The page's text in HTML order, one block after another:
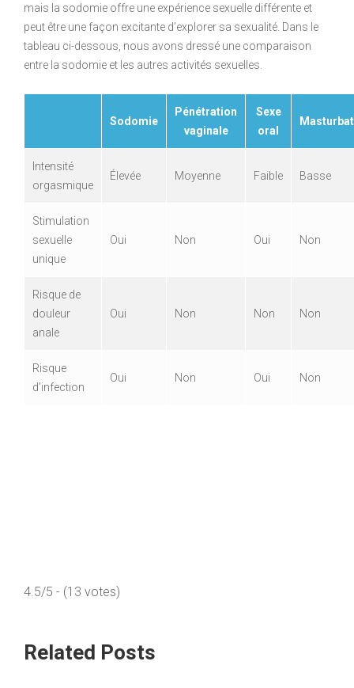
mais la sodomie offre une expérience sexuelle différente et
peut être une façon excitante d’explorer sa sexualité. Dans le
tableau ci-dessous, nous avons dressé une comparaison
entre la sodomie et les autres activités sexuelles.
Sodomie
Pénétration
vaginale
Sexe
oral
Intensité
orgasmique
Élevée Moyenne Faible Basse
Stimulation
sexuelle
unique
Oui Non Oui Non
Risque de
douleur
anale
Oui Non Non Non
Risque
d’infection
Oui Non Oui Non
4.5/5 - (13 votes)
Related Posts